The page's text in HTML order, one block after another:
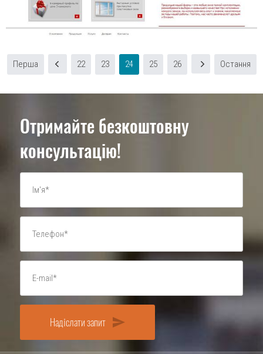
Перша 22 23 24 25 26 Остання
Отримайте безкоштовну
консультацію!
Надіслати запит send